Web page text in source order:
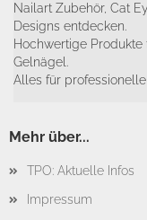
Nailart Zubehör, Cat
Designs entdecken.
Hochwertige
Gelnägel.
Alles für
Mehr über...
TPO: Aktuelle Infos
Impressum